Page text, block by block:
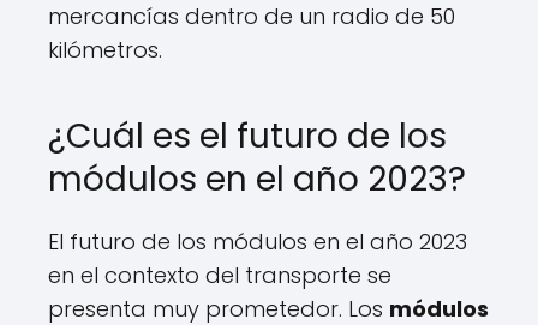
mercancías dentro de un radio de 50
kilómetros.
¿Cuál es el futuro de los
módulos en el año 2023?
El futuro de los módulos en el año 2023
en el contexto del transporte se
presenta muy prometedor. Los módulos